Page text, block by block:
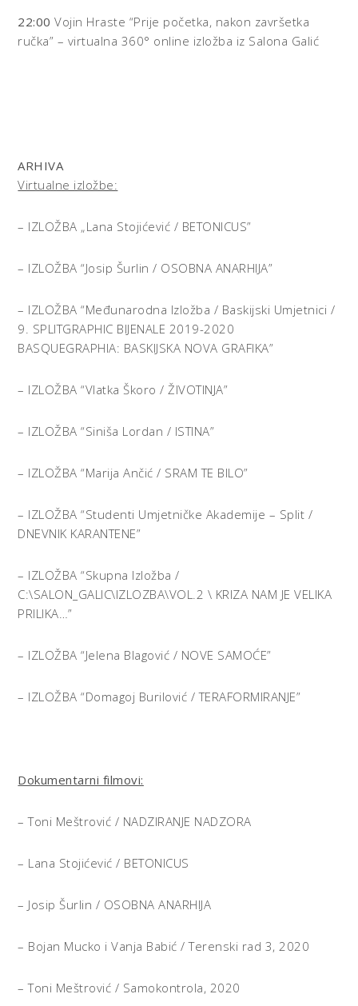
22:00Vojin Hraste “Prije početka, nakon završetka
ručka” – virtualna 360° online izložba iz Salona Galić
ARHIVA
Virtualne izložbe:
– IZLOŽBA „Lana Stojićević / BETONICUS”
– IZLOŽBA “Josip Šurlin / OSOBNA ANARHIJA”
– IZLOŽBA “Međunarodna Izložba / Baskijski Umjetnici /
9. SPLITGRAPHIC BIJENALE 2019-2020
BASQUEGRAPHIA: BASKIJSKA NOVA GRAFIKA”
– IZLOŽBA “Vlatka Škoro / ŽIVOTINJA”
– IZLOŽBA “Siniša Lordan / ISTINA”
– IZLOŽBA “Marija Ančić / SRAM TE BILO”
– IZLOŽBA “Studenti Umjetničke Akademije – Split /
DNEVNIK KARANTENE”
– IZLOŽBA “Skupna Izložba /
C:\SALON_GALIC\IZLOZBA\VOL.2 \ KRIZA NAM JE VELIKA
PRILIKA…”
– IZLOŽBA “Jelena Blagović / NOVE SAMOĆE”
– IZLOŽBA “Domagoj Burilović / TERAFORMIRANJE”
Dokumentarni filmovi:
– Toni Meštrović / NADZIRANJE NADZORA
– Lana Stojićević / BETONICUS
– Josip Šurlin / OSOBNA ANARHIJA
– Bojan Mucko i Vanja Babić / Terenski rad 3, 2020
– Toni Meštrović / Samokontrola, 2020